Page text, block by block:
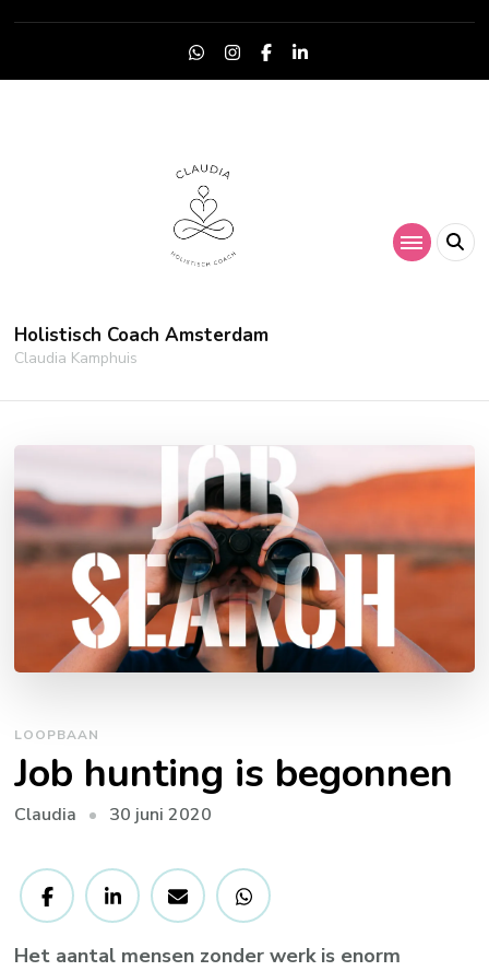
Holistisch Coach Amsterdam
Claudia Kamphuis
LOOPBAAN
Job hunting is begonnen
Claudia 30 juni 2020
Het aantal mensen zonder werk is enorm